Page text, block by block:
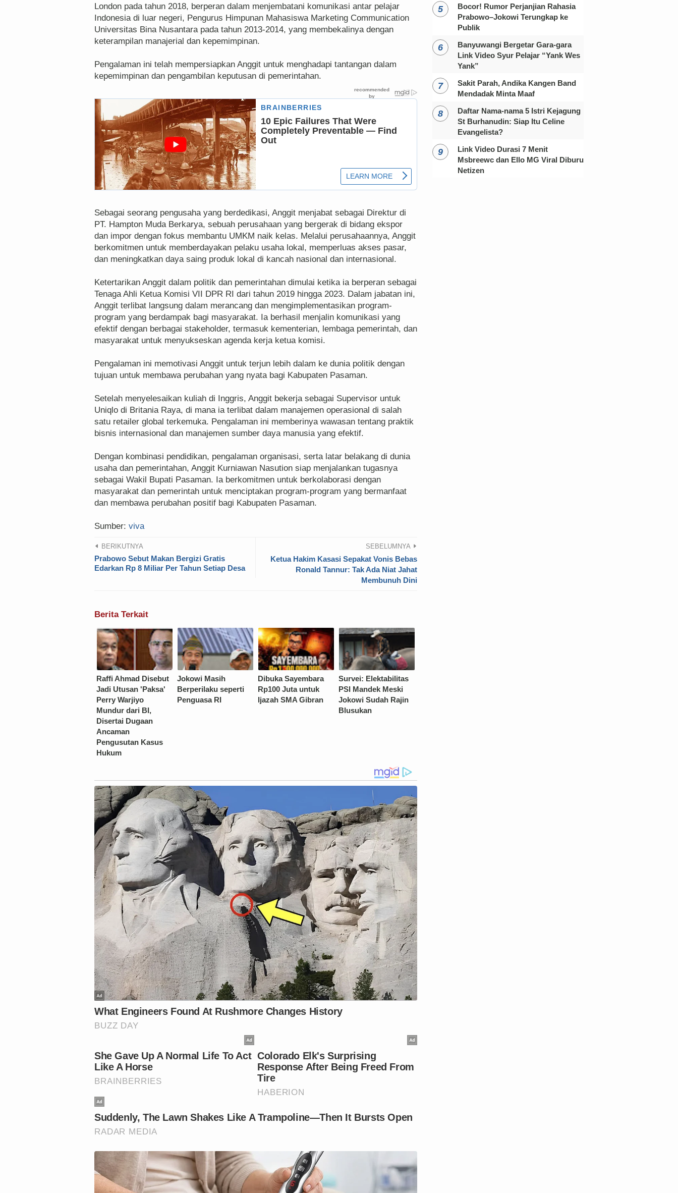
London pada tahun 2018, berperan dalam menjembatani komunikasi antar pelajar
Indonesia di luar negeri, Pengurus Himpunan Mahasiswa Marketing Communication
Universitas Bina Nusantara pada tahun 2013-2014, yang membekalinya dengan
keterampilan manajerial dan kepemimpinan.
Pengalaman ini telah mempersiapkan Anggit untuk menghadapi tantangan dalam
kepemimpinan dan pengambilan keputusan di pemerintahan.
Sebagai seorang pengusaha yang berdedikasi, Anggit menjabat sebagai Direktur di
PT. Hampton Muda Berkarya, sebuah perusahaan yang bergerak di bidang ekspor
dan impor dengan fokus membantu UMKM naik kelas. Melalui perusahaannya, Anggit
berkomitmen untuk memberdayakan pelaku usaha lokal, memperluas akses pasar,
dan meningkatkan daya saing produk lokal di kancah nasional dan internasional.
Ketertarikan Anggit dalam politik dan pemerintahan dimulai ketika ia berperan sebagai
Tenaga Ahli Ketua Komisi VII DPR RI dari tahun 2019 hingga 2023. Dalam jabatan ini,
Anggit terlibat langsung dalam merancang dan mengimplementasikan program-
program yang berdampak bagi masyarakat. Ia berhasil menjalin komunikasi yang
efektif dengan berbagai stakeholder, termasuk kementerian, lembaga pemerintah, dan
masyarakat untuk menyukseskan agenda kerja ketua komisi.
Pengalaman ini memotivasi Anggit untuk terjun lebih dalam ke dunia politik dengan
tujuan untuk membawa perubahan yang nyata bagi Kabupaten Pasaman.
Setelah menyelesaikan kuliah di Inggris, Anggit bekerja sebagai Supervisor untuk
Uniqlo di Britania Raya, di mana ia terlibat dalam manajemen operasional di salah
satu retailer global terkemuka. Pengalaman ini memberinya wawasan tentang praktik
bisnis internasional dan manajemen sumber daya manusia yang efektif.
Dengan kombinasi pendidikan, pengalaman organisasi, serta latar belakang di dunia
usaha dan pemerintahan, Anggit Kurniawan Nasution siap menjalankan tugasnya
sebagai Wakil Bupati Pasaman. Ia berkomitmen untuk berkolaborasi dengan
masyarakat dan pemerintah untuk menciptakan program-program yang bermanfaat
dan membawa perubahan positif bagi Kabupaten Pasaman.
Sumber: viva
BERIKUTNYA
Prabowo Sebut Makan Bergizi Gratis
Edarkan Rp 8 Miliar Per Tahun Setiap Desa
SEBELUMNYA
Ketua Hakim Kasasi Sepakat Vonis Bebas
Ronald Tannur: Tak Ada Niat Jahat
Membunuh Dini
Berita Terkait
Raffi Ahmad Disebut
Jadi Utusan 'Paksa'
Perry Warjiyo
Mundur dari BI,
Disertai Dugaan
Ancaman
Pengusutan Kasus
Hukum
Jokowi Masih
Berperilaku seperti
Penguasa RI
Dibuka Sayembara
Rp100 Juta untuk
Ijazah SMA Gibran
Survei: Elektabilitas
PSI Mandek Meski
Jokowi Sudah Rajin
Blusukan
Bocor! Rumor Perjanjian Rahasia
Prabowo–Jokowi Terungkap ke
Publik
Banyuwangi Bergetar Gara-gara
Link Video Syur Pelajar “Yank Wes
Yank”
Sakit Parah, Andika Kangen Band
Mendadak Minta Maaf
Daftar Nama-nama 5 Istri Kejagung
St Burhanudin: Siap Itu Celine
Evangelista?
Link Video Durasi 7 Menit
Msbreewc dan Ello MG Viral Diburu
Netizen